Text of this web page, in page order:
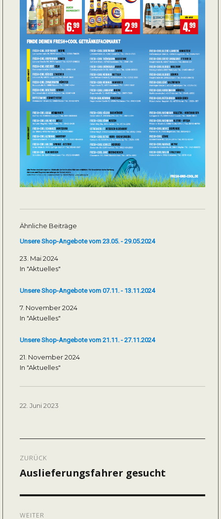
Ähnliche Beiträge
Unsere Shop-Angebote vom 23.05. - 29.05.2024
23. Mai 2024
In "Aktuelles"
Unsere Shop-Angebote vom 07.11. - 13.11.2024
7. November 2024
In "Aktuelles"
Unsere Shop-Angebote vom 21.11. - 27.11.2024
21. November 2024
In "Aktuelles"
Veröffentlicht
22. Juni 2023
ZURÜCK
Vorheriger
Auslieferungsfahrer gesucht
WEITER